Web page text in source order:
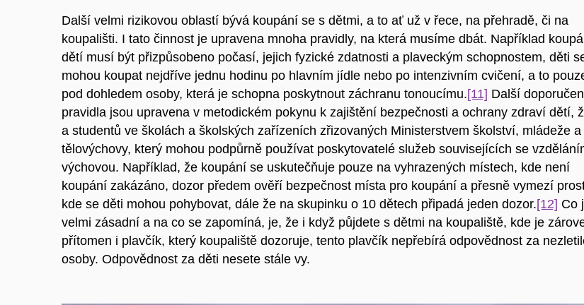
Další velmi rizikovou oblastí bývá koupání se s dětmi, a to ať už v řece, na přehradě, či na
koupališti. I tato činnost je upravena mnoha pravidly, na která musíme dbát. Například
dětí musí být přizpůsobeno počasí, jejich fyzické zdatnosti a plaveckým schopnostem, děti
mohou koupat nejdříve jednu hodinu po hlavním jídle nebo po intenzivním cvičení, a to
pod dohledem osoby, která je schopna poskytnout záchranu tonoucímu.[11] Další
pravidla jsou upravena v metodickém pokynu k zajištění bezpečnosti a ochrany zdraví dětí,
a studentů ve školách a školských zařízeních zřizovaných Ministerstvem školství, mládeže a
tělovýchovy, který mohou podpůrně používat poskytovatelé služeb souvisejících se
výchovou. Například, že koupání se uskutečňuje pouze na vyhrazených místech, kde není
koupání zakázáno, dozor předem ověří bezpečnost místa pro koupání a přesně vymezí
kde se děti mohou pohybovat, dále že na skupinku o 10 dětech připadá jeden dozor.[12] Co
velmi zásadní a na co se zapomíná, je, že i když půjdete s dětmi na koupaliště, kde je
přítomen i plavčík, který koupaliště dozoruje, tento plavčík nepřebírá odpovědnost za
osoby. Odpovědnost za děti nesete stále vy.